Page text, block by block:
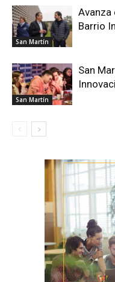
San Martín
Avanza
Barrio
San Martín
San